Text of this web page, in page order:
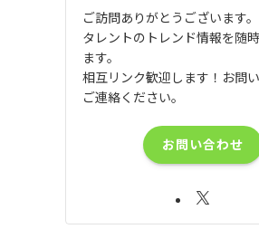
ご訪問ありがとうございます。
タレントのトレンド情報を随
ます。
相互リンク歓迎します！お問
ご連絡ください。
お問い合わせ